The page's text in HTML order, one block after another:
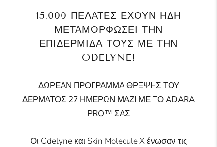
15.000 ΠΕΛΆΤΕΣ ΈΧΟΥΝ ΉΔΗ
ΜΕΤΑΜΟΡΦΏΣΕΙ ΤΗΝ
ΕΠΙΔΕΡΜΊΔΑ ΤΟΥΣ ΜΕ ΤΗΝ
ODELYNE!
ΔΩΡΕΑΝ ΠΡΟΓΡΑΜΜΑ ΘΡΕΨΗΣ ΤΟΥ
ΔΕΡΜΑΤΟΣ 27 ΗΜΕΡΩΝ ΜΑΖΙ ΜΕ ΤΟ ADARA
PRO™ ΣΑΣ
Οι Odelyne και Skin Molecule X ένωσαν τις